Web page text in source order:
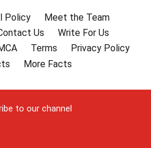
Policy
Meet the Team
Us
Write For Us
Terms
Privacy Policy
More Facts
to our channel